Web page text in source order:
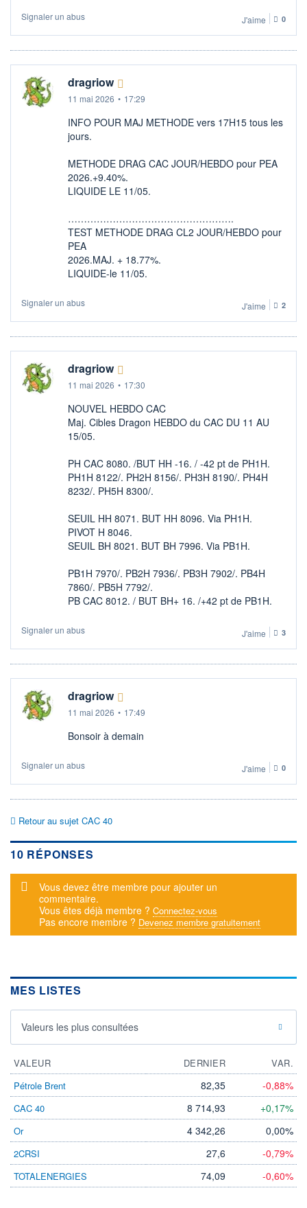
Signaler un abus J'aime 0
dragriow
11 mai 2026 • 17:29
INFO POUR MAJ METHODE vers 17H15 tous les
jours.
METHODE DRAG CAC JOUR/HEBDO pour PEA
2026.+9.40%.
LIQUIDE LE 11/05.
…………………………………………….
TEST METHODE DRAG CL2 JOUR/HEBDO pour
PEA
2026.MAJ. + 18.77%.
LIQUIDE-le 11/05.
Signaler un abus J'aime 2
dragriow
11 mai 2026 • 17:30
NOUVEL HEBDO CAC
Maj. Cibles Dragon HEBDO du CAC DU 11 AU
15/05.
PH CAC 8080. /BUT HH -16. / -42 pt de PH1H.
PH1H 8122/. PH2H 8156/. PH3H 8190/. PH4H
8232/. PH5H 8300/.
SEUIL HH 8071. BUT HH 8096. Via PH1H.
PIVOT H 8046.
SEUIL BH 8021. BUT BH 7996. Via PB1H.
PB1H 7970/. PB2H 7936/. PB3H 7902/. PB4H
7860/. PB5H 7792/.
PB CAC 8012. / BUT BH+ 16. /+42 pt de PB1H.
Signaler un abus J'aime 3
dragriow
11 mai 2026 • 17:49
Bonsoir à demain
Signaler un abus J'aime 0
Retour au sujet CAC 40
10 RÉPONSES
Message d'alerte
Vous devez être membre pour ajouter un
commentaire.
Vous êtes déjà membre ? Connectez-vous
Pas encore membre ? Devenez membre gratuitement
MES LISTES
Valeurs les plus consultées
VALEUR DERNIER
VAR.
Pétrole Brent
82,35 -0,88%
CAC 40 8 714,93 +0,17%
Or 4 342,26 0,00%
2CRSI 27,6 -0,79%
TOTALENERGIES 74,09 -0,60%